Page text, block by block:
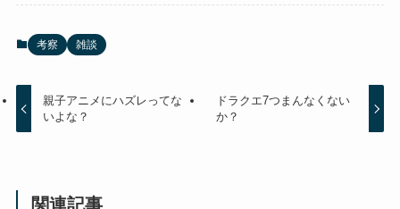
考察 雑談
親子アニメにハズレってな
いよな？
ドラクエ7つまんなくない
か？
関連記事